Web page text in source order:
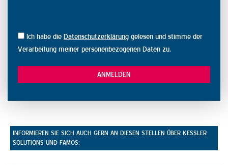
Ich habe die Datenschutzerklärung gelesen und stimme der
Verarbeitung meiner personenbezogenen Daten zu.
INFORMIEREN SIE SICH AUCH GERN AN DIESEN STELLEN ÜBER KESSLER S
OLUTIONS UND FAMOS: